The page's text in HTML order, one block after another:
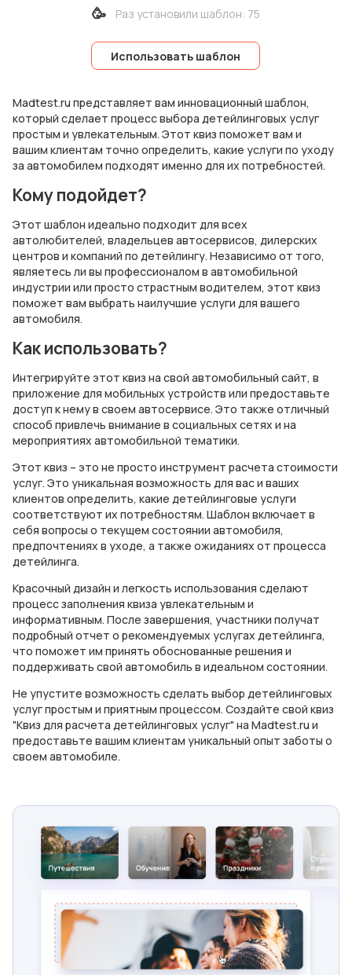
🥳 Раз установили шаблон: 75
Использовать шаблон
Madtest.ru представляет вам инновационный шаблон,
который сделает процесс выбора детейлинговых услуг
простым и увлекательным. Этот квиз поможет вам и
вашим клиентам точно определить, какие услуги по уходу
за автомобилем подходят именно для их потребностей.
Кому подойдет?
Этот шаблон идеально подходит для всех
автолюбителей, владельцев автосервисов, дилерских
центров и компаний по детейлингу. Независимо от того,
являетесь ли вы профессионалом в автомобильной
индустрии или просто страстным водителем, этот квиз
поможет вам выбрать наилучшие услуги для вашего
автомобиля.
Как использовать?
Интегрируйте этот квиз на свой автомобильный сайт, в
приложение для мобильных устройств или предоставьте
доступ к нему в своем автосервисе. Это также отличный
способ привлечь внимание в социальных сетях и на
мероприятиях автомобильной тематики.
Этот квиз – это не просто инструмент расчета стоимости
услуг. Это уникальная возможность для вас и ваших
клиентов определить, какие детейлинговые услуги
соответствуют их потребностям. Шаблон включает в
себя вопросы о текущем состоянии автомобиля,
предпочтениях в уходе, а также ожиданиях от процесса
детейлинга.
Красочный дизайн и легкость использования сделают
процесс заполнения квиза увлекательным и
информативным. После завершения, участники получат
подробный отчет о рекомендуемых услугах детейлинга,
что поможет им принять обоснованные решения и
поддерживать свой автомобиль в идеальном состоянии.
Не упустите возможность сделать выбор детейлинговых
услуг простым и приятным процессом. Создайте свой квиз
"Квиз для расчета детейлинговых услуг" на Madtest.ru и
предоставьте вашим клиентам уникальный опыт заботы о
своем автомобиле.